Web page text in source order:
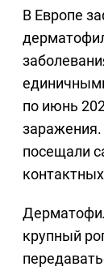
В Европе
по июнь
посещали
крупный